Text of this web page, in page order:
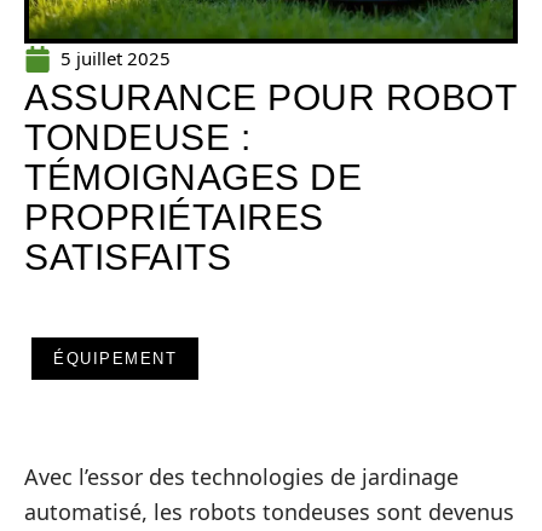
5 juillet 2025
ASSURANCE POUR ROBOT
TONDEUSE :
TÉMOIGNAGES DE
PROPRIÉTAIRES
SATISFAITS
ÉQUIPEMENT
Avec l’essor des technologies de jardinage
automatisé, les robots tondeuses sont devenus